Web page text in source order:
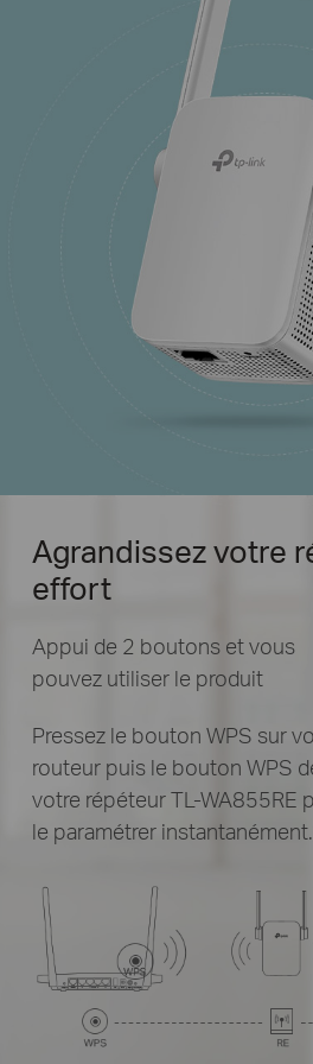
Agrandissez votre
effort
Appui de 2 boutons et vous
pouvez utiliser le produit
Pressez le bouton WPS sur
routeur puis le bouton WPS
votre répéteur TL-WA855RE
le paramétrer instantanément.